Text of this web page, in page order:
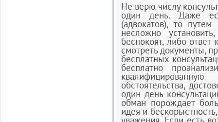
Не верю числу
один день. Даже
(адвокатов), то
несложно
беспокоят, либо
смотреть документы,
бесплатных
бесплатно
обстоятельства,
один день
обман порождает
идея и